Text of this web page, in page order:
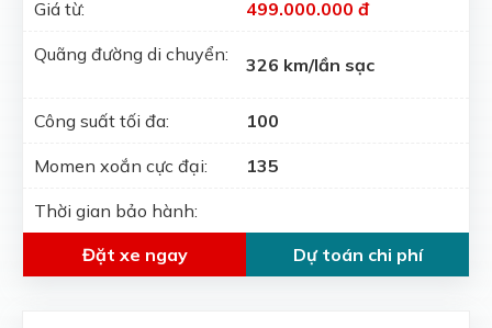
Giá từ: 499.000.000 đ
Quãng đường di chuyển: 326 km/lần sạc
Công suất tối đa: 100
Momen xoắn cực đại: 135
Thời gian bảo hành:
Đặt xe ngay
Dự toán chi phí